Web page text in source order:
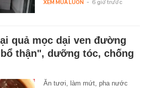
XEM MUA LUÔN - 6 giờ trước
quả mọc dại ven đường
thận", dưỡng tóc, chống
Ăn tươi, làm mứt, pha nước